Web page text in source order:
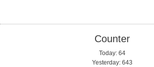
Counter
Today: 64
Yesterday: 643